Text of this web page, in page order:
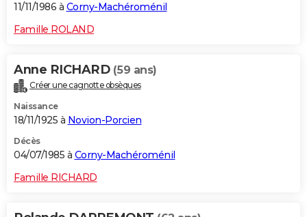
11/11/1986 à Corny-Machéroménil
Famille ROLAND
Anne RICHARD (59 ans)
Créer une cagnotte obsèques
Naissance
18/11/1925 à Novion-Porcien
Décès
04/07/1985 à Corny-Machéroménil
Famille RICHARD